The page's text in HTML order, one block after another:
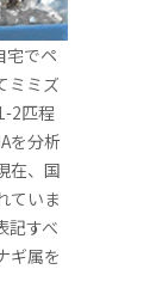
宅でペ
ミミズ
2匹程
を分析
在、国
ていま
記すべ
ギ属を